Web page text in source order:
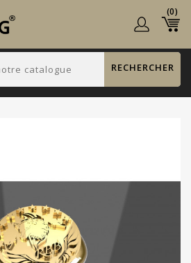
(0)
RECHERCHER